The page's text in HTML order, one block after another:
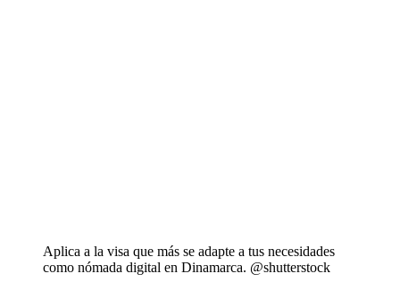
Aplica a la visa que más se adapte a tus necesidades
como nómada digital en Dinamarca. @shutterstock